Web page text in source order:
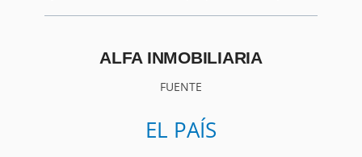
ALFA INMOBILIARIA
FUENTE
EL PAÍS